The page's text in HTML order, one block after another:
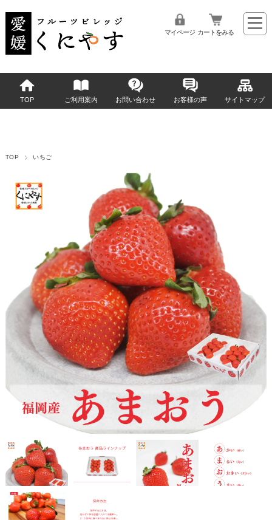
マイページ カートをみる
TOP ご利用案内 お問い合わせ お客様の声 サイトマップ
TOP いちご